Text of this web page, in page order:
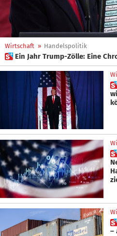
Wirtschaft » Handelspolitik
 Ein Jahr Trump-Zölle: Eine
 Wie Europa

 Trumps Zölle
–